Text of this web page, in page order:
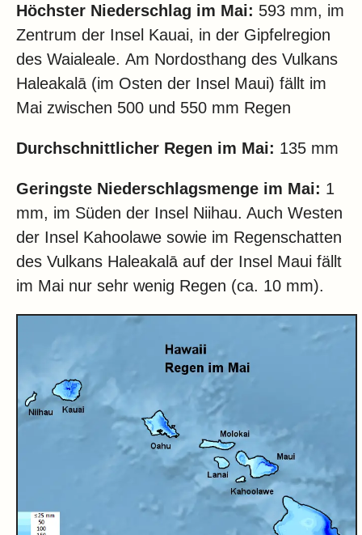
Höchster Niederschlag im Mai: 593 mm, im
Zentrum der Insel Kauai, in der Gipfelregion
des Waialeale. Am Nordosthang des Vulkans
Haleakalā (im Osten der Insel Maui) fällt im
Mai zwischen 500 und 550 mm Regen
Durchschnittlicher Regen im Mai: 135 mm
Geringste Niederschlagsmenge im Mai: 1
mm, im Süden der Insel Niihau. Auch Westen
der Insel Kahoolawe sowie im Regenschatten
des Vulkans Haleakalā auf der Insel Maui fällt
im Mai nur sehr wenig Regen (ca. 10 mm).